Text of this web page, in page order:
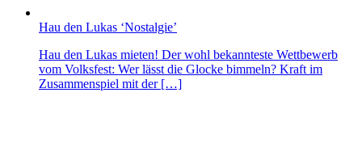
Hau den Lukas ‘Nostalgie’
Hau den Lukas mieten! Der wohl bekannteste Wettbewerb
vom Volksfest: Wer lässt die Glocke bimmeln? Kraft im
Zusammenspiel mit der […]